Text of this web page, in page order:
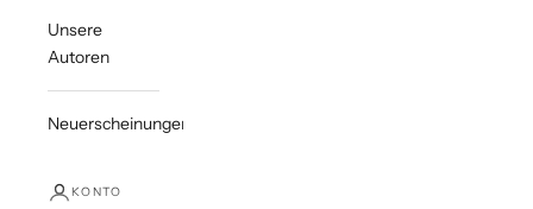
Unsere
Autoren
Neuerscheinungen
KONTO